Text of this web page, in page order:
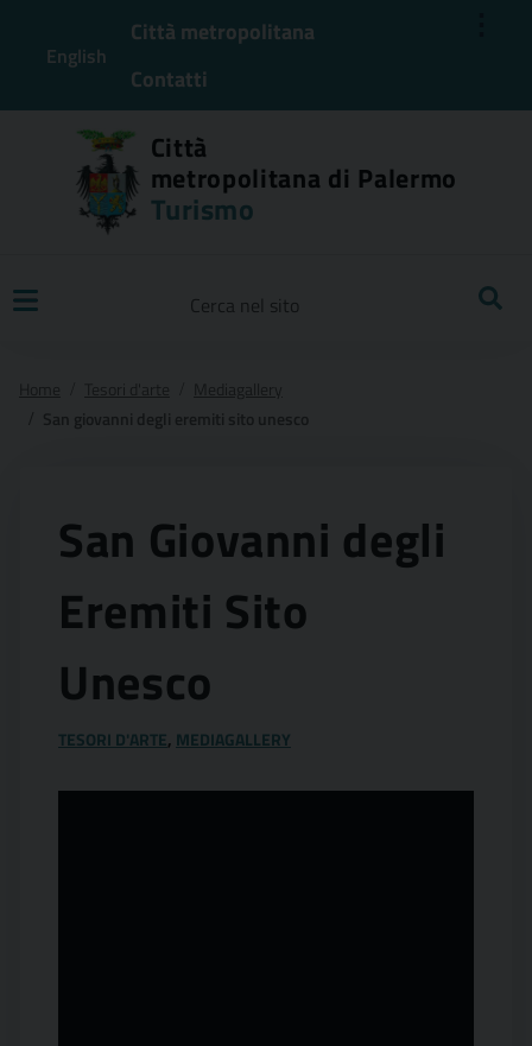
English
Città metropolitana
Contatti
Città
metropolitana di Palermo
Turismo
San Giovanni degli
Eremiti Sito
Unesco
TESORI D'ARTE, MEDIAGALLERY